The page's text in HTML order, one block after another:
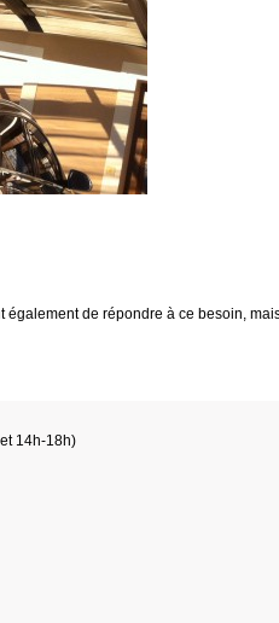
de répondre à ce besoin,
14h-18h)